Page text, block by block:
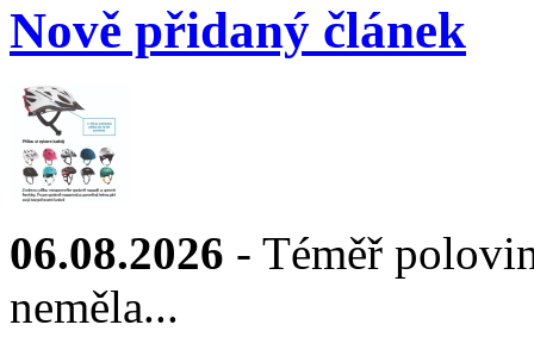
Nově přidaný článek
06.08.2026 - Téměř
neměla...